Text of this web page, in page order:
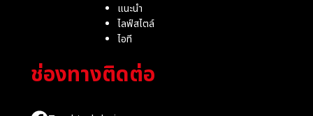
แนะนำ
ไลฟ์สไตล์
ไอที
ช่องทางติดต่อ